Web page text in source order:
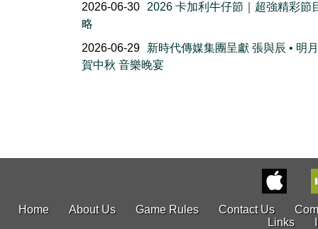
2026-06-30
2026 卡加利牛仔節｜超強精彩節
略
2026-06-29
新時代傳媒集團呈獻 張與辰 • 明
賀中秋 音樂晚宴
Home About Us Game Rules Contact Us
Links